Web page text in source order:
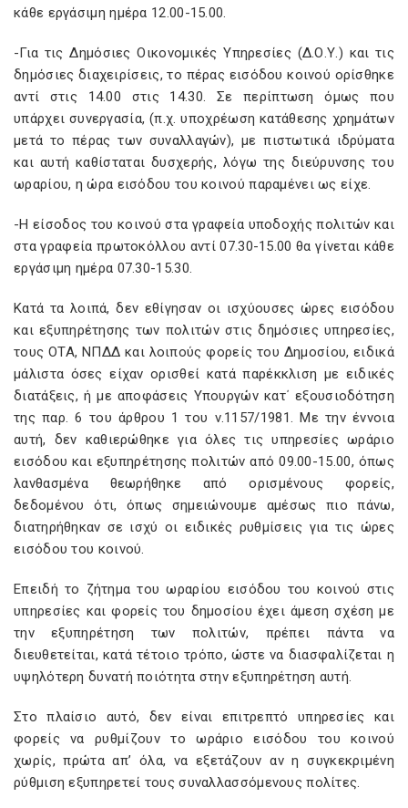
κάθε εργάσιμη ημέρα 12.00-15.00.
-Για τις Δημόσιες Οικονομικές Υπηρεσίες (Δ.Ο.Υ.) και τις
δημόσιες διαχειρίσεις, το πέρας εισόδου κοινού ορίσθηκε
αντί στις 14.00 στις 14.30. Σε περίπτωση όμως που
υπάρχει συνεργασία, (π.χ. υποχρέωση κατάθεσης χρημάτων
μετά το πέρας των συναλλαγών), με πιστωτικά ιδρύματα
και αυτή καθίσταται δυσχερής, λόγω της διεύρυνσης του
ωραρίου, η ώρα εισόδου του κοινού παραμένει ως είχε.
-Η είσοδος του κοινού στα γραφεία υποδοχής πολιτών και
στα γραφεία πρωτοκόλλου αντί 07.30-15.00 θα γίνεται κάθε
εργάσιμη ημέρα 07.30-15.30.
Κατά τα λοιπά, δεν εθίγησαν οι ισχύουσες ώρες εισόδου
και εξυπηρέτησης των πολιτών στις δημόσιες υπηρεσίες,
τους ΟΤΑ, ΝΠΔΔ και λοιπούς φορείς του Δημοσίου, ειδικά
μάλιστα όσες είχαν ορισθεί κατά παρέκκλιση με ειδικές
διατάξεις, ή με αποφάσεις Υπουργών κατ΄ εξουσιοδότηση
της παρ. 6 του άρθρου 1 του ν.1157/1981. Με την έννοια
αυτή, δεν καθιερώθηκε για όλες τις υπηρεσίες ωράριο
εισόδου και εξυπηρέτησης πολιτών από 09.00-15.00, όπως
λανθασμένα θεωρήθηκε από ορισμένους φορείς,
δεδομένου ότι, όπως σημειώνουμε αμέσως πιο πάνω,
διατηρήθηκαν σε ισχύ οι ειδικές ρυθμίσεις για τις ώρες
εισόδου του κοινού.
Επειδή το ζήτημα του ωραρίου εισόδου του κοινού στις
υπηρεσίες και φορείς του δημοσίου έχει άμεση σχέση με
την εξυπηρέτηση των πολιτών, πρέπει πάντα να
διευθετείται, κατά τέτοιο τρόπο, ώστε να διασφαλίζεται η
υψηλότερη δυνατή ποιότητα στην εξυπηρέτηση αυτή.
Στο πλαίσιο αυτό, δεν είναι επιτρεπτό υπηρεσίες και
φορείς να ρυθμίζουν το ωράριο εισόδου του κοινού
χωρίς, πρώτα απ’ όλα, να εξετάζουν αν η συγκεκριμένη
ρύθμιση εξυπηρετεί τους συναλλασσόμενους πολίτες.